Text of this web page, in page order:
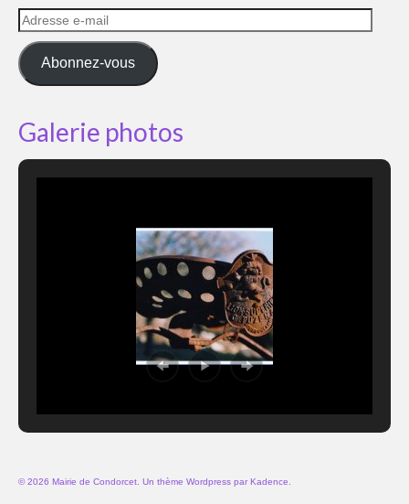
Adresse
e-
mail
Abonnez-vous
Galerie photos
© 2026 Mairie de Condorcet. Un thème Wordpress par Kadence.